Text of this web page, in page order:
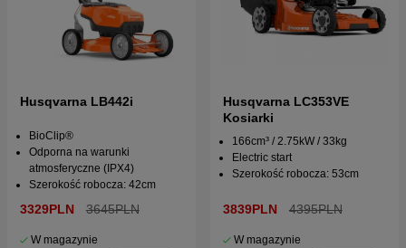
Husqvarna LB442i
BioClip®
Odporna na warunki
atmosferyczne (IPX4)
Szerokość robocza: 42cm
3329PLN 3645PLN
W magazynie
Husqvarna LC353VE
Kosiarki
166cm³ / 2.75kW / 33kg
Electric start
Szerokość robocza: 53cm
3839PLN 4395PLN
W magazynie